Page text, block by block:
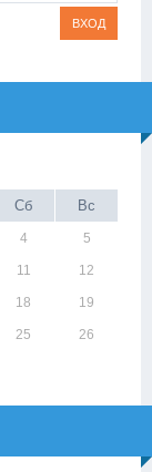
Сб Вс
4 5
11 12
18 19
25 26